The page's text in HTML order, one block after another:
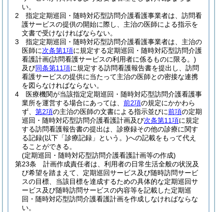
い。
2
指定定期巡回・随時対応型訪問介護看護事業者は、訪問看
護サービスの提供の開始に際し、主治の医師による指示を
文書で受けなければならない。
3
指定定期巡回・随時対応型訪問介護看護事業者は、主治の
医師に次条第1項に規定する定期巡回・随時対応型訪問介護
看護計画(訪問看護サービスの利用者に係るものに限る。)
及び同条第11項に規定する訪問看護報告書を提出し、訪問
看護サービスの提供に当たって主治の医師との密接な連携
を図らなければならない。
4
医療機関が当該指定定期巡回・随時対応型訪問介護看護事
業所を運営する場合にあっては、 前2項の規定にかかわら
ず、 第2項の主治の医師の文書による指示並びに前項の定期
巡回・随時対応型訪問介護看護計画及び次条第11項に規定
する訪問看護報告書の提出は、診療録その他の診療に関す
る記録(以下「診療記録」という。)への記載をもって代え
ることができる。
(定期巡回・随時対応型訪問介護看護計画等の作成)
第23条
計画作成責任者は、利用者の日常生活全般の状況及
び希望を踏まえて、定期巡回サービス及び随時訪問サービ
スの目標、当該目標を達成するための具体的な定期巡回サ
ービス及び随時訪問サービスの内容等を記載した定期巡
回・随時対応型訪問介護看護計画を作成しなければならな
い。